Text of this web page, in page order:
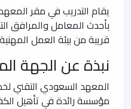
يقام التدريب في مقر
بأحدث المعامل والمرافق
قريبة من بيئة العمل
نبذة عن الجهة
مؤسسة رائدة في تأهيل